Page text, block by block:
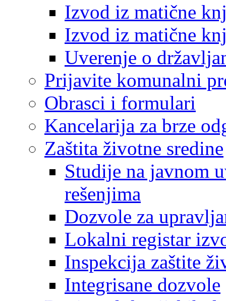
Izvod iz matične
Izvod iz matične
Uverenje o
Prijavite komunalni
Obrasci i formulari
Kancelarija za brze
Zaštita životne sredine
Studije na javnom
rešenjima
Dozvole za
Lokalni registar
Inspekcija zaštite
Integrisane dozvole